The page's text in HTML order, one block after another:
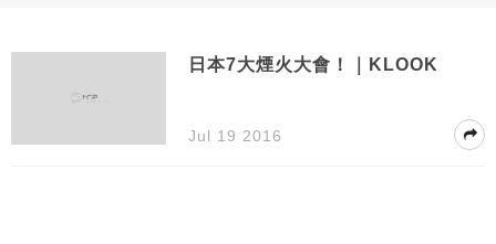
日本7大煙火大會！｜KLOOK
Jul 19 2016